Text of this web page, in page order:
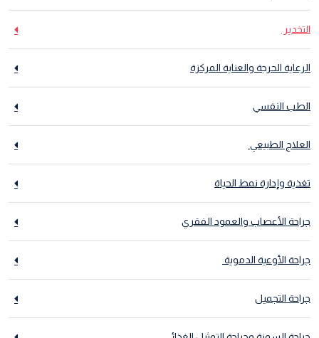
التخدير
الرعاية الحرجة والعناية المركزة
الطب النفسي
العلاج الطبيعي
تغذية وإدارة نمط الحياة
جراحة الأعصاب والعمود الفقري
جراحة الأوعية الدموية
جراحة التجميل